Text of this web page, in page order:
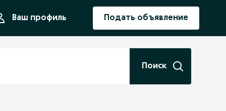
Ваш профиль Подать объявление
Поиск